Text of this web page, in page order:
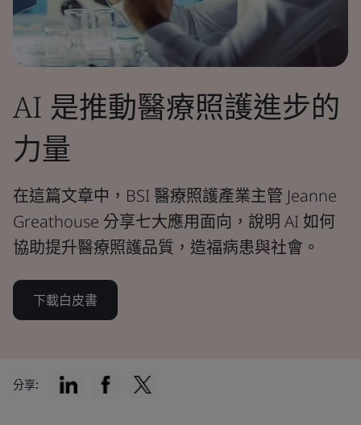
AI 是推動醫療照護進步的
力量
在這篇文章中，BSI 醫療照護產業主管 Jeanne
Greathouse 分享七大應用面向，說明 AI 如何
協助提升醫療照護品質，造福病患與社會。
下載白皮書
分享: